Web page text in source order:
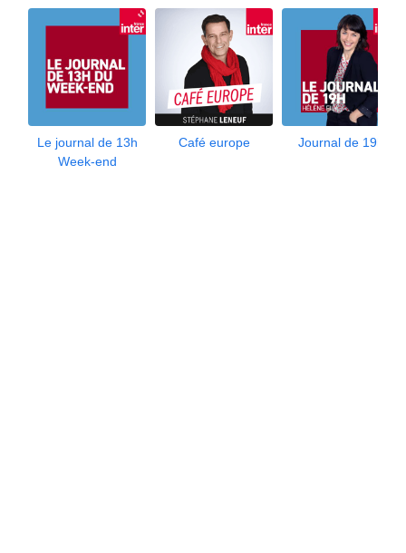
Le journal de 13h
Week-end
Café europe Journal de 19h